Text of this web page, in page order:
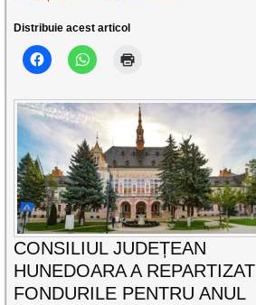
Distribuie acest articol
CONSILIUL JUDEȚEAN
HUNEDOARA A REPARTIZAT
FONDURILE PENTRU ANUL